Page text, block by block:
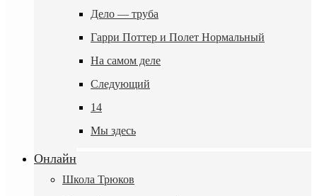
Дело — труба
Гарри Поттер и Полет Нормальный
На самом деле
Следующий
14
Мы здесь
Онлайн
Школа Трюков